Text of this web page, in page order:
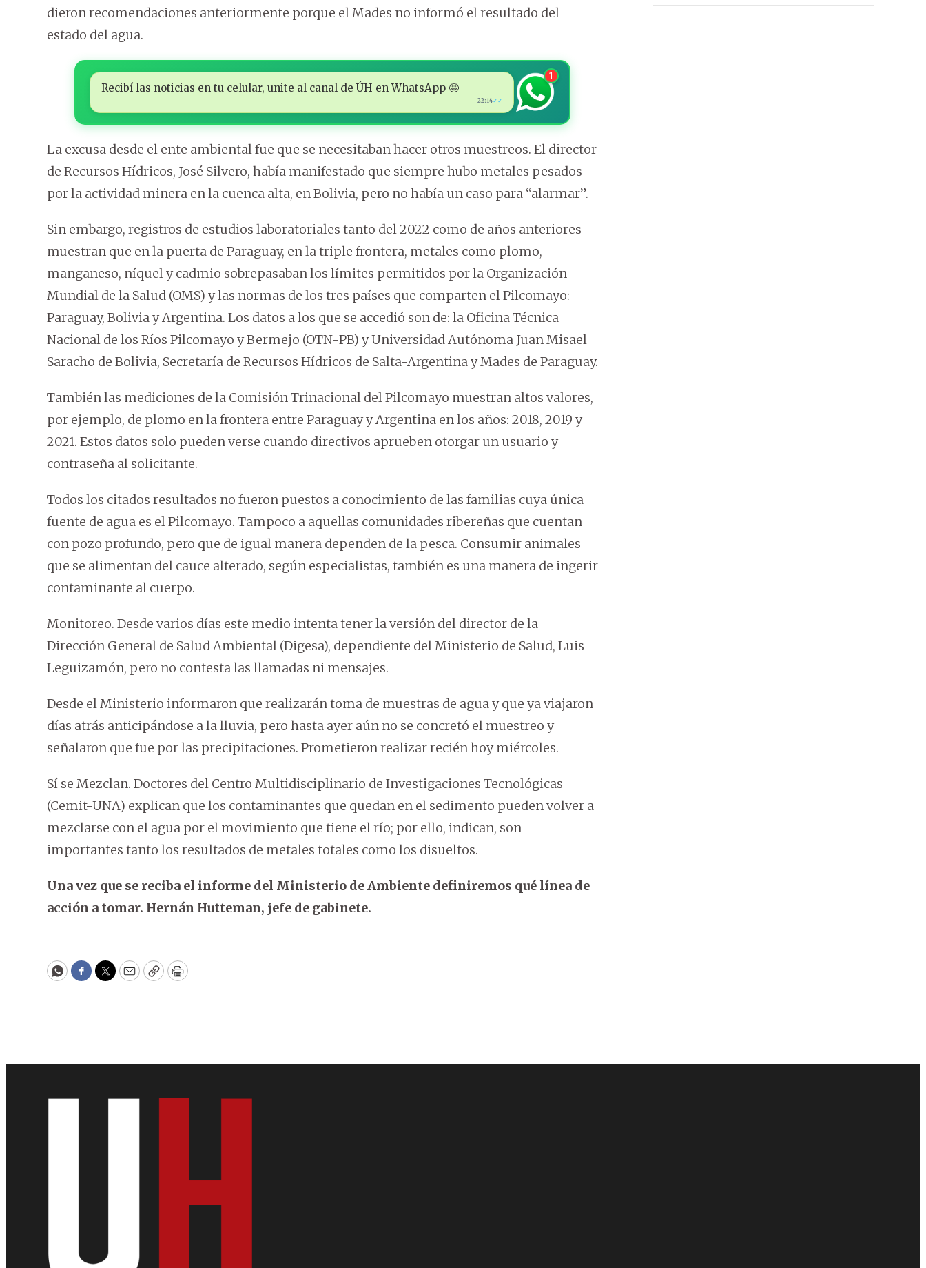
dieron recomendaciones anteriormente porque el Mades no informó el resultado del
estado del agua.
Recibí las noticias en tu celular, unite al canal de ÚH en WhatsApp 🤩
22:14✓✓
1
La excusa desde el ente ambiental fue que se necesitaban hacer otros muestreos. El director
de Recursos Hídricos, José Silvero, había manifestado que siempre hubo metales pesados
por la actividad minera en la cuenca alta, en Bolivia, pero no había un caso para “alarmar”.
Sin embargo, registros de estudios laboratoriales tanto del 2022 como de años anteriores
muestran que en la puerta de Paraguay, en la triple frontera, metales como plomo,
manganeso, níquel y cadmio sobrepasaban los límites permitidos por la Organización
Mundial de la Salud (OMS) y las normas de los tres países que comparten el Pilcomayo:
Paraguay, Bolivia y Argentina. Los datos a los que se accedió son de: la Oficina Técnica
Nacional de los Ríos Pilcomayo y Bermejo (OTN-PB) y Universidad Autónoma Juan Misael
Saracho de Bolivia, Secretaría de Recursos Hídricos de Salta-Argentina y Mades de Paraguay.
También las mediciones de la Comisión Trinacional del Pilcomayo muestran altos valores,
por ejemplo, de plomo en la frontera entre Paraguay y Argentina en los años: 2018, 2019 y
2021. Estos datos solo pueden verse cuando directivos aprueben otorgar un usuario y
contraseña al solicitante.
Todos los citados resultados no fueron puestos a conocimiento de las familias cuya única
fuente de agua es el Pilcomayo. Tampoco a aquellas comunidades ribereñas que cuentan
con pozo profundo, pero que de igual manera dependen de la pesca. Consumir animales
que se alimentan del cauce alterado, según especialistas, también es una manera de ingerir
contaminante al cuerpo.
Monitoreo. Desde varios días este medio intenta tener la versión del director de la
Dirección General de Salud Ambiental (Digesa), dependiente del Ministerio de Salud, Luis
Leguizamón, pero no contesta las llamadas ni mensajes.
Desde el Ministerio informaron que realizarán toma de muestras de agua y que ya viajaron
días atrás anticipándose a la lluvia, pero hasta ayer aún no se concretó el muestreo y
señalaron que fue por las precipitaciones. Prometieron realizar recién hoy miércoles.
Sí se Mezclan. Doctores del Centro Multidisciplinario de Investigaciones Tecnológicas
(Cemit-UNA) explican que los contaminantes que quedan en el sedimento pueden volver a
mezclarse con el agua por el movimiento que tiene el río; por ello, indican, son
importantes tanto los resultados de metales totales como los disueltos.
Una vez que se reciba el informe del Ministerio de Ambiente definiremos qué línea de
acción a tomar. Hernán Hutteman, jefe de gabinete.
WhatsApp
Facebook
Twitter
EmailCopyPrint